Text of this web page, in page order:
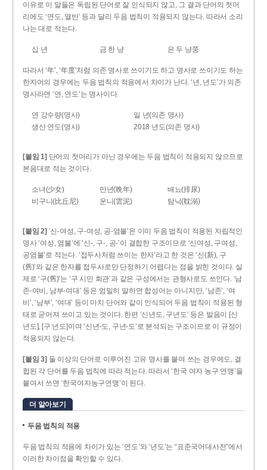
이유로 이 말들은 독립된 단어로 잘 인식되지 않고, 그 결과 단어의 첫머
리에도 ‘연도, 열반’ 등과 달리 두음 법칙이 적용되지 않는다. 따라서 소리
나는 대로 적는다.
십 년 금 한 냥 은 두 냥쭝
따라서 ‘年’, ‘年度’처럼 의존 명사로 쓰이기도 하고 명사로 쓰이기도 하는
한자어의 경우에는 두음 법칙의 적용에서 차이가 난다. ‘년, 년도’가 의존
명사라면 ‘연, 연도’는 명사이다.
연 강수량(명사)
일 년(의존 명사)
생산 연도(명사)
2018 년도(의존 명사)
[붙임 1] 단어의 첫머리가 아닌 경우에는 두음 법칙이 적용되지 않으므로
본음대로 적는 것이다.
소녀(少女) 만년(晩年)
배뇨(排尿)
비구니(比丘尼)
운니(雲泥) 탐닉(耽溺)
[붙임 2] ‘신-여성, 구-여성, 공-염불’은 이미 두음 법칙이 적용된 자립적인
명사 ‘여성, 염불’에 ‘신-, 구-, 공-’이 결합한 구조이므로 ‘신여성, 구여성,
공염불’로 적는다. ‘접두사처럼 쓰이는 한자’라고 한 것은 ‘신(新), 구
(舊)’와 같은 한자를 접두사로만 단정하기 어렵다는 점을 밝힌 것이다. 실
제로 ‘구(舊)’는 ‘구 시민 회관’과 같은 구성에서는 관형사로도 쓰인다. ‘남
존­-여비, 남부-­여대’ 등은 엄밀히 말하면 합성어는 아니지만, ‘남존’, ‘여
비’, ‘남부’, ‘여대’ 등이 마치 단어와 같이 인식되어 두음 법칙이 적용된 형
태로 굳어져 쓰이고 있는 것이다. 한편 ‘신년도, 구년도’ 등은 발음이 [신
년도], [구ː년도]이며 ‘신년­-도, 구년-­도’로 분석되는 구조이므로 이 규정이
적용되지 않는다.
[붙임 3] 둘 이상의 단어로 이루어진 고유 명사를 붙여 쓰는 경우에도, 결
합된 각 단어를 두음 법칙에 따라 적는다. 따라서 ‘한국 여자 농구 연맹’을
붙여서 쓰면 ‘한국여자농구연맹’이 된다.
더 알아보기
두음 법칙의 적용
두음 법칙의 적용에 차이가 있는 ‘연도’와 ‘년도’는 “표준국어대사전”에서
이러한 차이점을 확인할 수 있다.